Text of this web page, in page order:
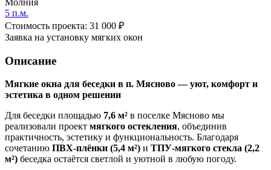
5 п.м.
Стоимость проекта: 31 000 ₽
Заявка на установку мягких окон
Описание
Мягкие окна для беседки в п. Мясново — уют, комфорт и
эстетика в одном решении
Для беседки площадью 7,6 м² в поселке Мясново мы
реализовали проект мягкого остекления, объединив
практичность, эстетику и функциональность. Благодаря
сочетанию ПВХ-плёнки (5,4 м²) и ТПУ-мягкого стекла (2,2
м²) беседка остаётся светлой и уютной в любую погоду.